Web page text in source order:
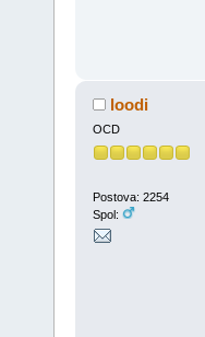
loodi
OCD
Postova: 2254
Spol: